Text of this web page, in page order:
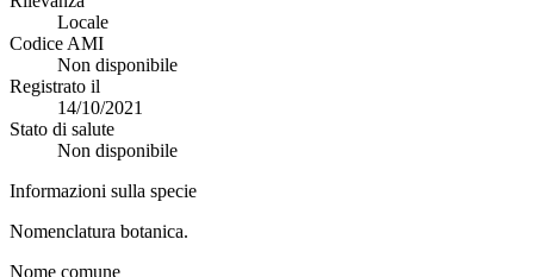
Locale
Codice AMI
Non disponibile
Registrato il
14/10/2021
Stato di salute
Non disponibile
Informazioni sulla specie
Nomenclatura botanica.
Nome comune